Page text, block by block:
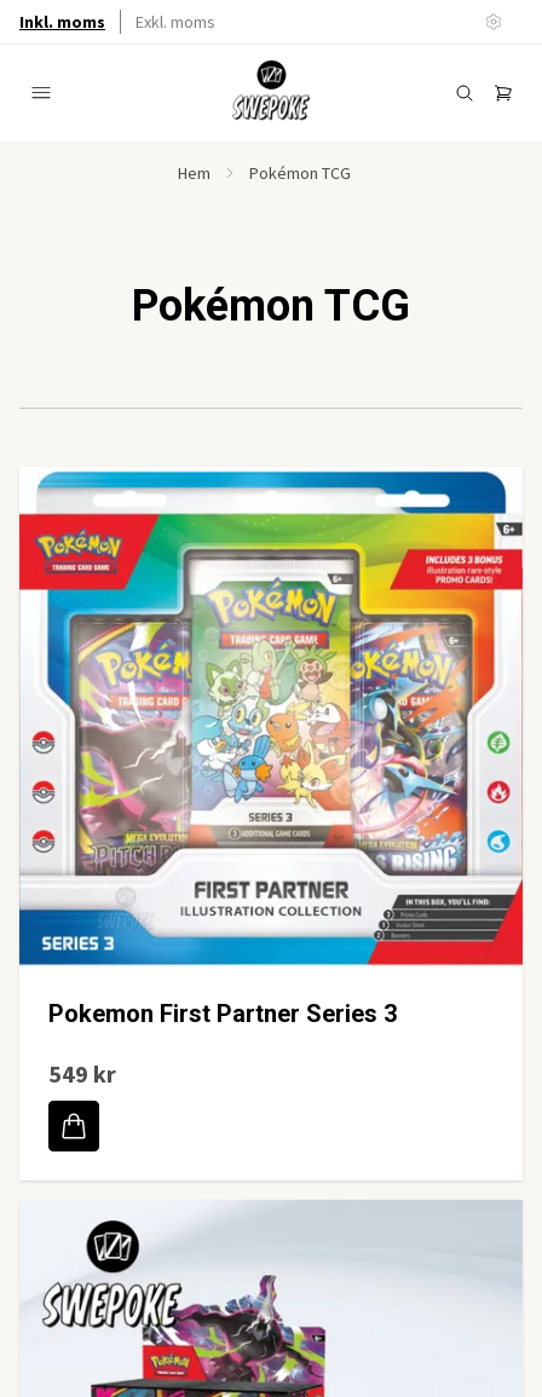
Inkl. moms Exkl. moms
Hem Pokémon TCG
Pokémon TCG
Pokemon First Partner Series 3
549 kr